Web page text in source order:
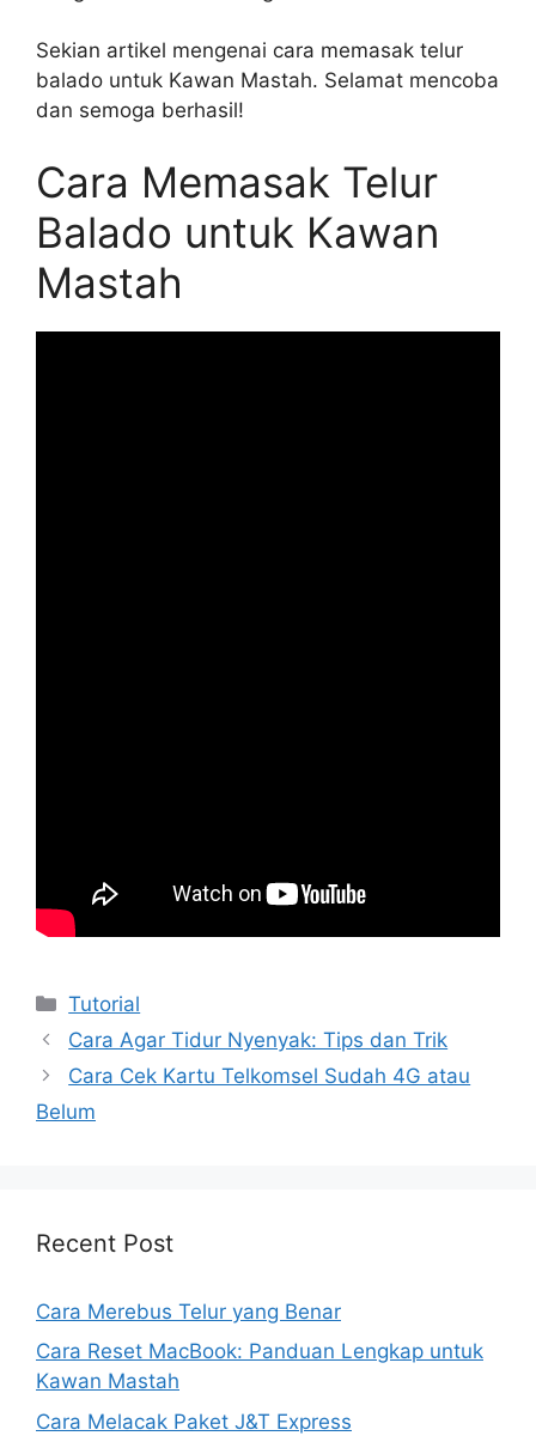
Sekian artikel mengenai cara memasak telur
balado untuk Kawan Mastah. Selamat mencoba
dan semoga berhasil!
Cara Memasak Telur
Balado untuk Kawan
Mastah
Kategori
Tutorial
Cara Agar Tidur Nyenyak: Tips dan Trik
Cara Cek Kartu Telkomsel Sudah 4G atau
Belum
Recent Post
Cara Merebus Telur yang Benar
Cara Reset MacBook: Panduan Lengkap untuk
Kawan Mastah
Cara Melacak Paket J&T Express